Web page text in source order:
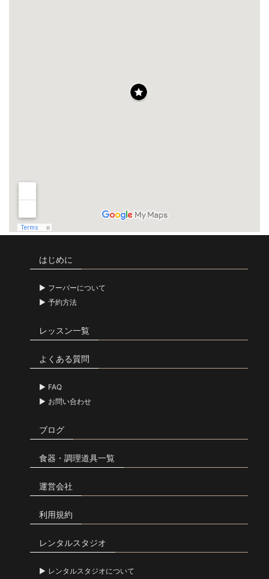
はじめに
フーバーについて
予約方法
レッスン一覧
よくある質問
FAQ
お問い合わせ
ブログ
食器・調理道具一覧
運営会社
利用規約
レンタルスタジオ
レンタルスタジオについて